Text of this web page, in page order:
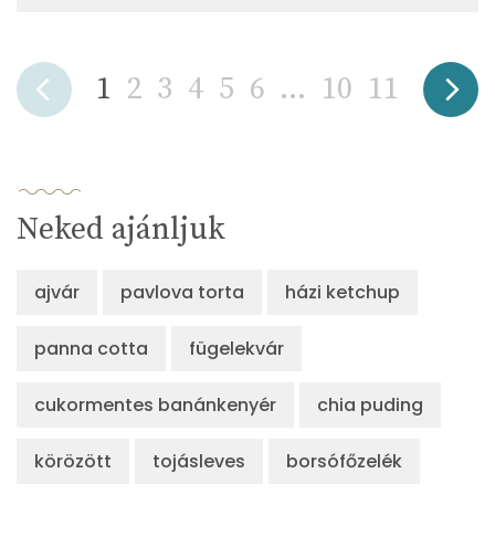
1 2 3 4 5 6 ... 10 11
Neked ajánljuk
ajvár pavlova torta házi ketchup
panna cotta fügelekvár
cukormentes banánkenyér chia puding
körözött tojásleves borsófőzelék